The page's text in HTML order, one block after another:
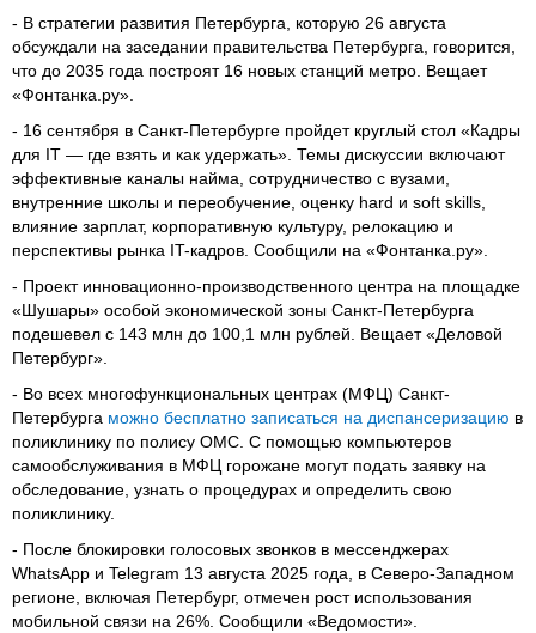
- В стратегии развития Петербурга, которую 26 августа
обсуждали на заседании правительства Петербурга, говорится,
что до 2035 года построят 16 новых станций метро. Вещает
«Фонтанка.ру».
- 16 сентября в Санкт-Петербурге пройдет круглый стол «Кадры
для IT — где взять и как удержать». Темы дискуссии включают
эффективные каналы найма, сотрудничество с вузами,
внутренние школы и переобучение, оценку hard и soft skills,
влияние зарплат, корпоративную культуру, релокацию и
перспективы рынка IT-кадров. Сообщили на «Фонтанка.ру».
- Проект инновационно-производственного центра на площадке
«Шушары» особой экономической зоны Санкт-Петербурга
подешевел с 143 млн до 100,1 млн рублей. Вещает «Деловой
Петербург».
- Во всех многофункциональных центрах (МФЦ) Санкт-
Петербурга можно бесплатно записаться на диспансеризацию в
поликлинику по полису ОМС. С помощью компьютеров
самообслуживания в МФЦ горожане могут подать заявку на
обследование, узнать о процедурах и определить свою
поликлинику.
- После блокировки голосовых звонков в мессенджерах
WhatsApp и Telegram 13 августа 2025 года, в Северо-Западном
регионе, включая Петербург, отмечен рост использования
мобильной связи на 26%. Сообщили «Ведомости».